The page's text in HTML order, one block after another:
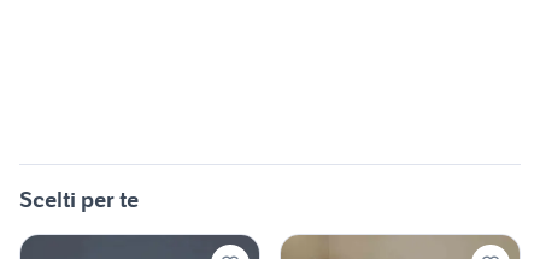
Scelti per te